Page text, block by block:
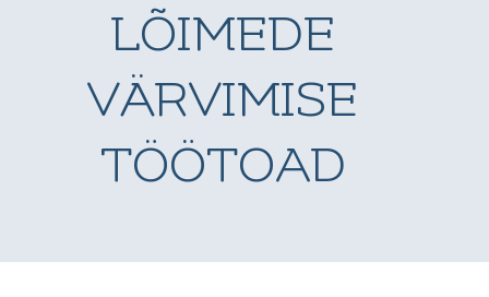
LÕIMEDE
VÄRVIMISE
TÖÖTOAD